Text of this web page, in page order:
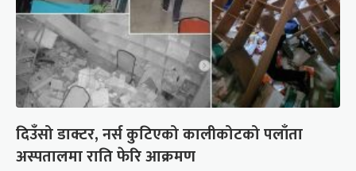
दिउँसो डाक्टर, नर्स कुटिएको कालीकोटको पलाँता
अस्पतालमा राति फेरि आक्रमण